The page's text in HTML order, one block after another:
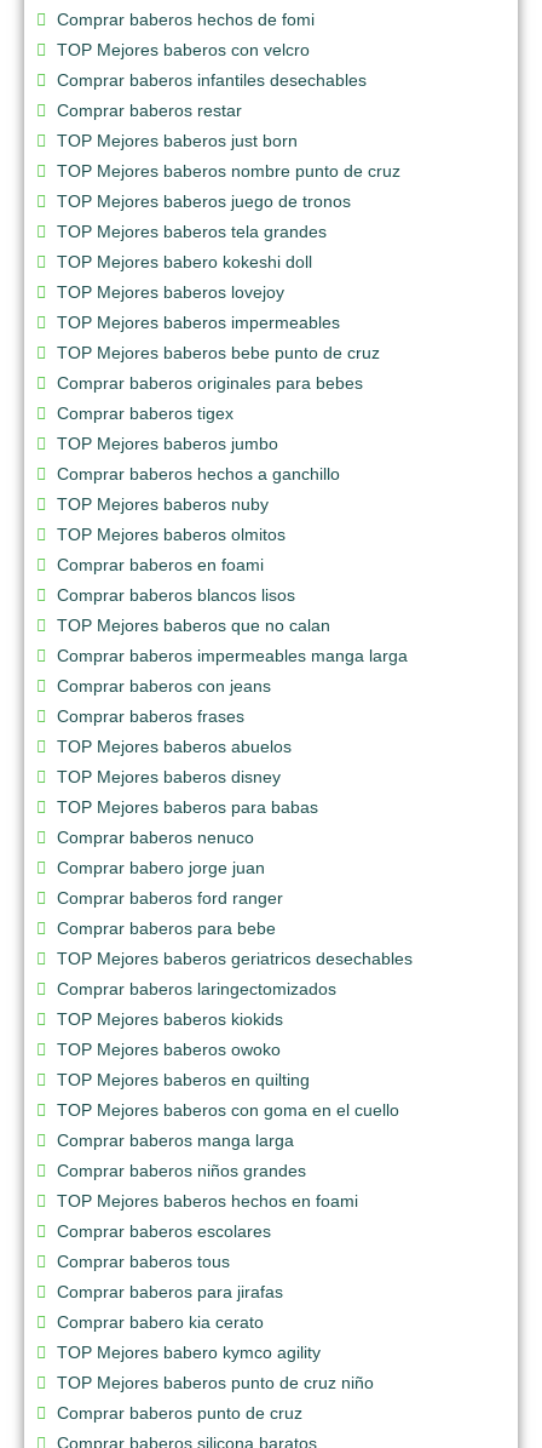
Comprar baberos hechos de fomi
TOP Mejores baberos con velcro
Comprar baberos infantiles desechables
Comprar baberos restar
TOP Mejores baberos just born
TOP Mejores baberos nombre punto de cruz
TOP Mejores baberos juego de tronos
TOP Mejores baberos tela grandes
TOP Mejores babero kokeshi doll
TOP Mejores baberos lovejoy
TOP Mejores baberos impermeables
TOP Mejores baberos bebe punto de cruz
Comprar baberos originales para bebes
Comprar baberos tigex
TOP Mejores baberos jumbo
Comprar baberos hechos a ganchillo
TOP Mejores baberos nuby
TOP Mejores baberos olmitos
Comprar baberos en foami
Comprar baberos blancos lisos
TOP Mejores baberos que no calan
Comprar baberos impermeables manga larga
Comprar baberos con jeans
Comprar baberos frases
TOP Mejores baberos abuelos
TOP Mejores baberos disney
TOP Mejores baberos para babas
Comprar baberos nenuco
Comprar babero jorge juan
Comprar baberos ford ranger
Comprar baberos para bebe
TOP Mejores baberos geriatricos desechables
Comprar baberos laringectomizados
TOP Mejores baberos kiokids
TOP Mejores baberos owoko
TOP Mejores baberos en quilting
TOP Mejores baberos con goma en el cuello
Comprar baberos manga larga
Comprar baberos niños grandes
TOP Mejores baberos hechos en foami
Comprar baberos escolares
Comprar baberos tous
Comprar baberos para jirafas
Comprar babero kia cerato
TOP Mejores babero kymco agility
TOP Mejores baberos punto de cruz niño
Comprar baberos punto de cruz
Comprar baberos silicona baratos